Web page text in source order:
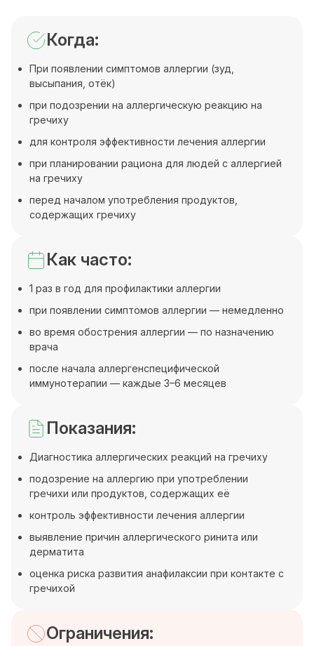
Когда:
При появлении симптомов аллергии (зуд,
высыпания, отёк)
при подозрении на аллергическую реакцию на
гречиху
для контроля эффективности лечения аллергии
при планировании рациона для людей с аллергией
на гречиху
перед началом употребления продуктов,
содержащих гречиху
Как часто:
1 раз в год для профилактики аллергии
при появлении симптомов аллергии — немедленно
во время обострения аллергии — по назначению
врача
после начала аллергенспецифической
иммунотерапии — каждые 3–6 месяцев
Показания:
Диагностика аллергических реакций на гречиху
подозрение на аллергию при употреблении
гречихи или продуктов, содержащих её
контроль эффективности лечения аллергии
выявление причин аллергического ринита или
дерматита
оценка риска развития анафилаксии при контакте с
гречихой
Ограничения: